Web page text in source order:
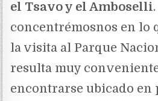
el Tsavo y el Amboselli
concentrémosnos en lo
la visita al Parque
resulta muy
encontrarse ubicado en